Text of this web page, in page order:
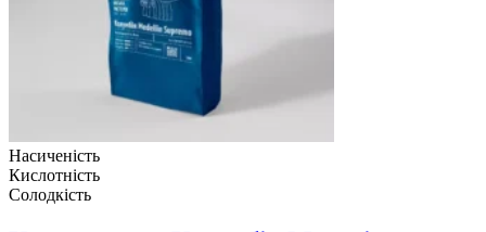
Насиченість
Кислотність
Солодкість